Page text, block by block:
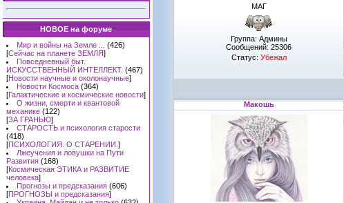
НОВОЕ на форуме
Мир и войны на Земле ...
(426)
[Сейчас на планете ЗЕМЛЯ]
Повседневный быт.
ИСКУССТВЕННЫЙ ИНТЕЛЛЕКТ. (467)
[Новости научные и околонаучные]
Новости Космоса (364)
[Галактические и космические новости]
О жизни, смерти и квантовой
механике (122)
[ЗА ГРАНЬЮ]
СТАРОСТЬ и психология старости
(418)
[ПСИХОЛОГИЯ. О СТАРЕНИИ. ]
Лжеучения и ловушки на Пути
Развития (168)
[Космическая ЭТИКА и РАЗВИТИЕ
человека]
Прогнозы и предсказания (606)
[ПРОГНОЗЫ и предсказания]
МАГ
Группа: Админы
Сообщений: 25306
Статус: Убежал
Макошь